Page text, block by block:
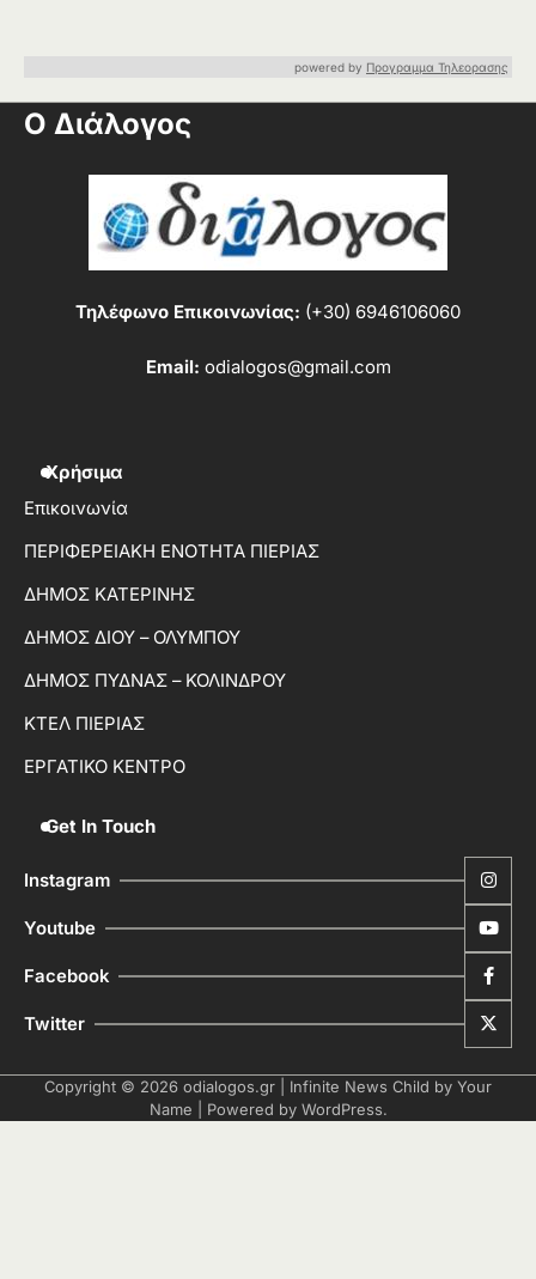
powered by Προγραμμα Τηλεορασης
Ο Διάλογος
Τηλέφωνο Επικοινωνίας: (+30) 6946106060
Email: odialogos@gmail.com
Χρήσιμα
Επικοινωνία
ΠΕΡΙΦΕΡΕΙΑΚΗ ΕΝΟΤΗΤΑ ΠΙΕΡΙΑΣ
ΔΗΜΟΣ ΚΑΤΕΡΙΝΗΣ
ΔΗΜΟΣ ΔΙΟΥ – ΟΛΥΜΠΟΥ
ΔΗΜΟΣ ΠΥΔΝΑΣ – ΚΟΛΙΝΔΡΟΥ
ΚΤΕΛ ΠΙΕΡΙΑΣ
ΕΡΓΑΤΙΚΟ ΚΕΝΤΡΟ
Get In Touch
Instagram
Youtube
Facebook
Twitter
Copyright © 2026 odialogos.gr | Infinite News Child by Your
Name | Powered by WordPress.